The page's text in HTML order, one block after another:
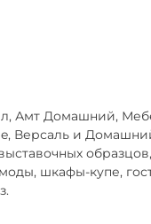
Амт Домашний,
Версаль и
шкафы-купе,